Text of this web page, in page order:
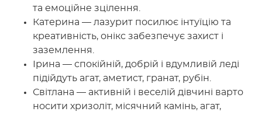
та емоційне зцілення.
Катерина — лазурит посилює інтуїцію та
креативність, онікс забезпечує захист і
заземлення.
Ірина — спокійній, добрій і вдумливій леді
підійдуть агат, аметист, гранат, рубін.
Світлана — активній і веселій дівчині варто
носити хризоліт, місячний камінь, агат,